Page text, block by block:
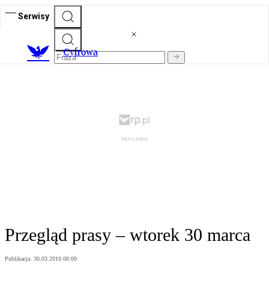
Serwisy
Cyfrowa
Przegląd prasy – wtorek 30 marca
Publikacja: 30.03.2010 00:00